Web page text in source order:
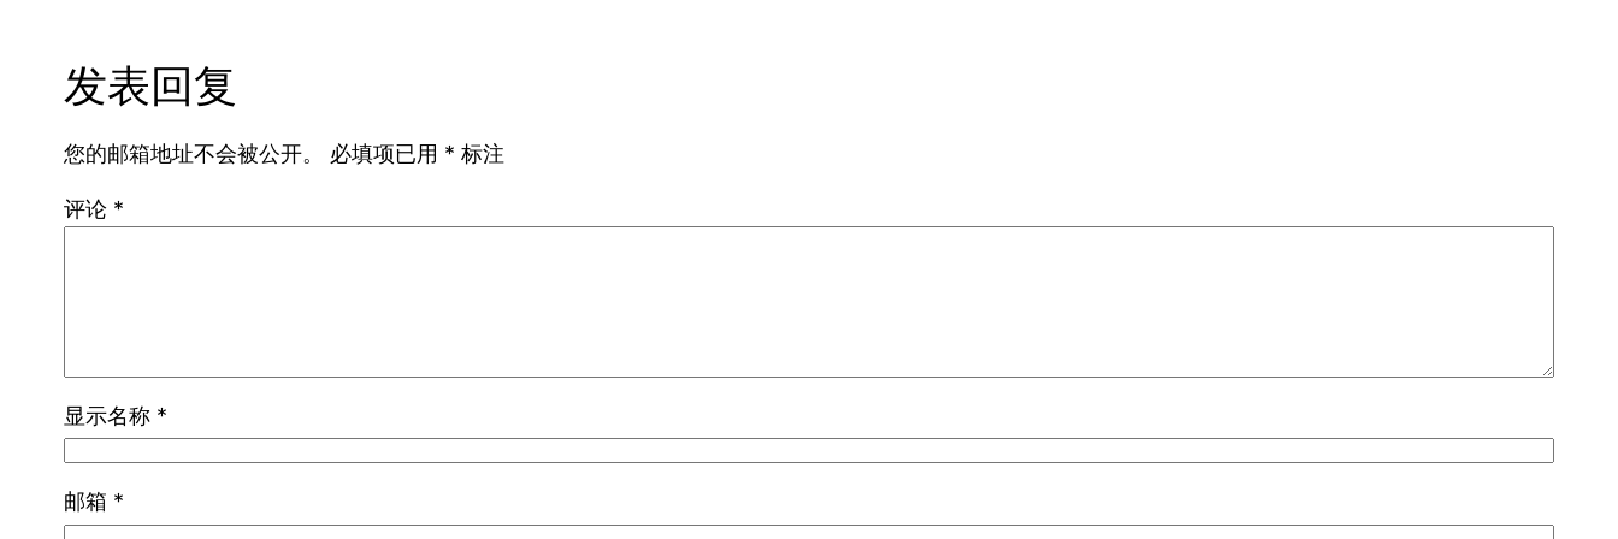
发表回复
您的邮箱地址不会被公开。 必填项已用 * 标注
评论 *
显示名称 *
邮箱 *